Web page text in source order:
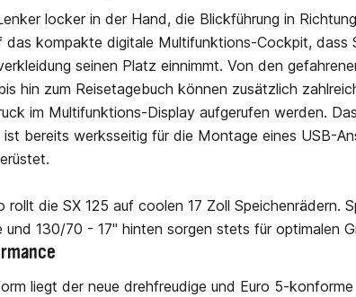
locker in der Hand, die Blickführung in
das kompakte digitale Multifunktions-Cockpit,
seinen Platz einnimmt. Von den
hin zum Reisetagebuch können zusätzlich
im Multifunktions-Display aufgerufen werden.
bereits werksseitig für die Montage eines USB-
rollt die SX 125 auf coolen 17 Zoll Speichenrädern.
130/70 - 17" hinten sorgen stets für optimalen
liegt der neue drehfreudige und Euro 5-